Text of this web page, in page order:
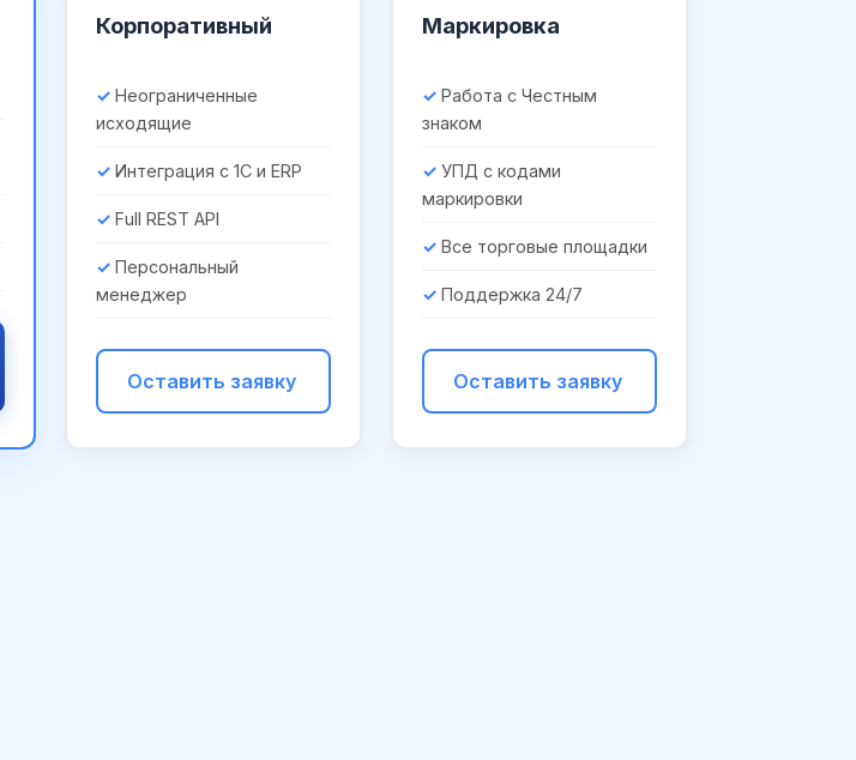
Корпоративный
Неограниченные
исходящие
Интеграция с 1С и ERP
Full REST API
Персональный
менеджер
Оставить заявку
Маркировка
Работа с Честным
знаком
УПД с кодами
маркировки
Все торговые площадки
Поддержка 24/7
Оставить заявку